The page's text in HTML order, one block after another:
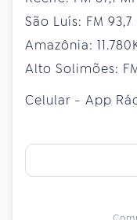
São Luís: FM 93,7
Amazônia:
Alto Solimões:
Celular - App